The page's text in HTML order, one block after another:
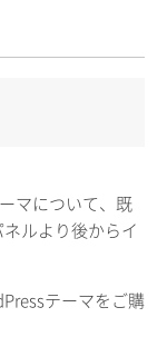
マについて、既
ルより後からイ
テーマをご購